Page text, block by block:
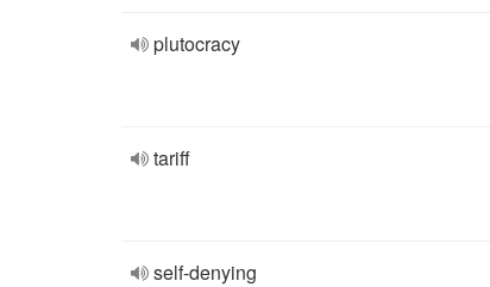
plutocracy
tariff
self-denying